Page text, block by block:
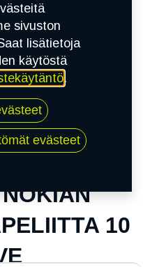
10
sivuston
lisätietoja
käytöstä
.
evästeet